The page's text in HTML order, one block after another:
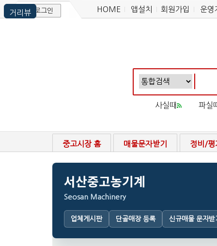
로그인 HOME 앱설치 회원가입 운영
사실때 파실
중고시장 홈 매물문자받기 정비/평
서산중고농기계
Seosan Machinery
업체게시판 단골매장 등록 신규매물 문자받